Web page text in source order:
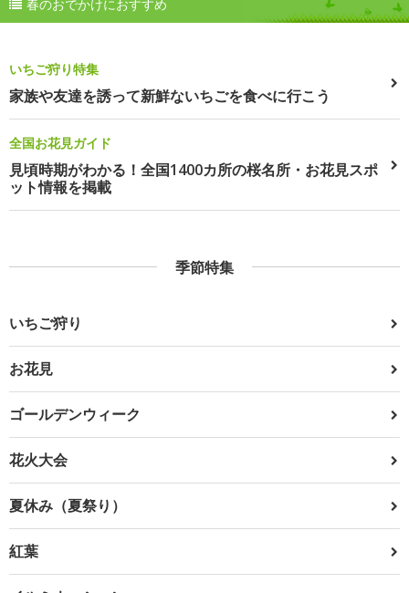
春のおでかけにおすすめ
いちご狩り特集
家族や友達を誘って新鮮ないちごを食べに行こう
全国お花見ガイド
見頃時期がわかる！全国1400カ所の桜名所・お花見スポ
ット情報を掲載
季節特集
いちご狩り
お花見
ゴールデンウィーク
花火大会
夏休み（夏祭り）
紅葉